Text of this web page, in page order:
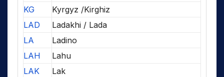
KG
Kyrgyz /Kirghiz
LAD
Ladakhi / Lada
LA
Ladino
LAH
Lahu
LAK
Lak